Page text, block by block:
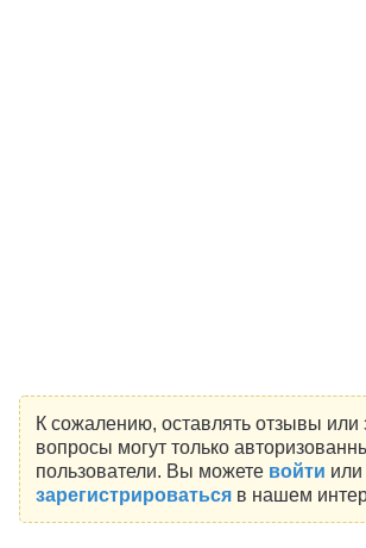
К сожалению, оставлять отзывы или
вопросы могут только
пользователи. Вы можете войти или
зарегистрироватьсяв нашем